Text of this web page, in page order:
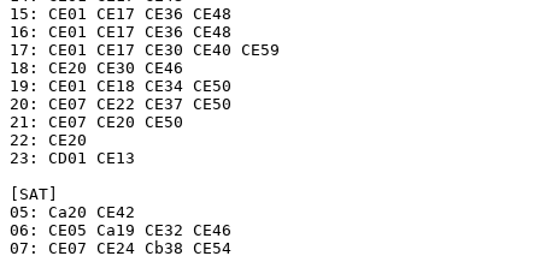
15: CE01 CE17 CE36 CE48
16: CE01 CE17 CE36 CE48
17: CE01 CE17 CE30 CE40 CE59
18: CE20 CE30 CE46
19: CE01 CE18 CE34 CE50
20: CE07 CE22 CE37 CE50
21: CE07 CE20 CE50
22: CE20
23: CD01 CE13
[SAT]
05: Ca20 CE42
06: CE05 Ca19 CE32 CE46
07: CE07 CE24 Cb38 CE54